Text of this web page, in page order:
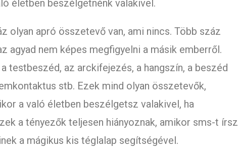
életben beszélgetnénk valakivel.
olyan apró összetevő van, ami nincs. Több száz
agyad nem képes megfigyelni a másik emberről.
testbeszéd, az arckifejezés, a hangszín, a beszéd
stb. Ezek mind olyan összetevők,
a való életben beszélgetsz valakivel, ha
a tényezők teljesen hiányoznak, amikor sms-t írsz
a mágikus kis téglalap segítségével.